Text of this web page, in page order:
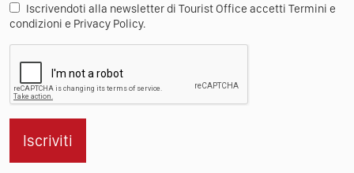
Iscrivendoti alla newsletter di Tourist Office accetti Termini e
condizioni e Privacy Policy.
Iscriviti